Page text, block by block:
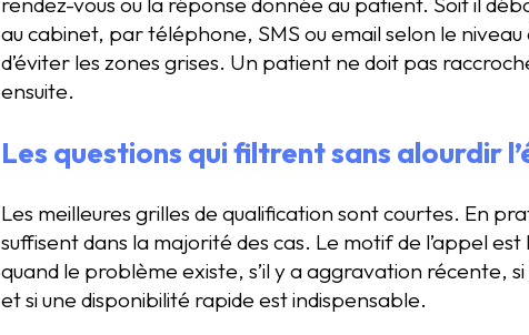
au cabinet, par téléphone, SMS ou email selon le
d’éviter les zones grises. Un patient ne doit pas
ensuite.
Les questions qui filtrent sans alourdir
Les meilleures grilles de qualification sont courtes. En
suffisent dans la majorité des cas. Le motif de l’appel
quand le problème existe, s’il y a aggravation récente,
et si une disponibilité rapide est indispensable.